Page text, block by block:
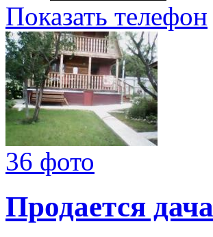
Показать телефон
36 фото
Продается дача